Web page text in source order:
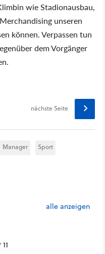
wie Stadionausbau,
unseren
können. Verpassen tun
dem Vorgänger
nächste Seite
Manager Sport
alle anzeigen